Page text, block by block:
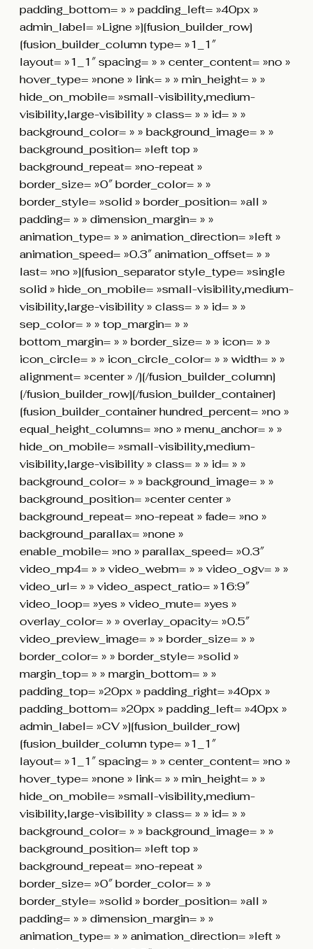
padding_bottom= » » padding_left= »40px »
admin_label= »Ligne »][fusion_builder_row]
[fusion_builder_column type= »1_1″
layout= »1_1″ spacing= » » center_content= »no »
hover_type= »none » link= » » min_height= » »
hide_on_mobile= »small-visibility,medium-
visibility,large-visibility » class= » » id= » »
background_color= » » background_image= » »
background_position= »left top »
background_repeat= »no-repeat »
border_size= »0″ border_color= » »
border_style= »solid » border_position= »all »
padding= » » dimension_margin= » »
animation_type= » » animation_direction= »left »
animation_speed= »0.3″ animation_offset= » »
last= »no »][fusion_separator style_type= »single
solid » hide_on_mobile= »small-visibility,medium-
visibility,large-visibility » class= » » id= » »
sep_color= » » top_margin= » »
bottom_margin= » » border_size= » » icon= » »
icon_circle= » » icon_circle_color= » » width= » »
alignment= »center » /][/fusion_builder_column]
[/fusion_builder_row][/fusion_builder_container]
[fusion_builder_container hundred_percent= »no »
equal_height_columns= »no » menu_anchor= » »
hide_on_mobile= »small-visibility,medium-
visibility,large-visibility » class= » » id= » »
background_color= » » background_image= » »
background_position= »center center »
background_repeat= »no-repeat » fade= »no »
background_parallax= »none »
enable_mobile= »no » parallax_speed= »0.3″
video_mp4= » » video_webm= » » video_ogv= » »
video_url= » » video_aspect_ratio= »16:9″
video_loop= »yes » video_mute= »yes »
overlay_color= » » overlay_opacity= »0.5″
video_preview_image= » » border_size= » »
border_color= » » border_style= »solid »
margin_top= » » margin_bottom= » »
padding_top= »20px » padding_right= »40px »
padding_bottom= »20px » padding_left= »40px »
admin_label= »CV »][fusion_builder_row]
[fusion_builder_column type= »1_1″
layout= »1_1″ spacing= » » center_content= »no »
hover_type= »none » link= » » min_height= » »
hide_on_mobile= »small-visibility,medium-
visibility,large-visibility » class= » » id= » »
background_color= » » background_image= » »
background_position= »left top »
background_repeat= »no-repeat »
border_size= »0″ border_color= » »
border_style= »solid » border_position= »all »
padding= » » dimension_margin= » »
animation_type= » » animation_direction= »left »